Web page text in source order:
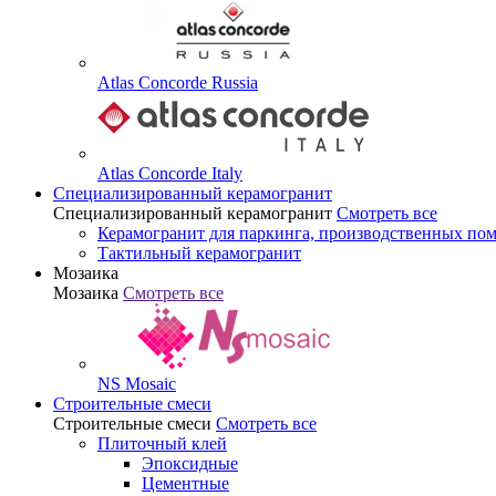
Atlas Concorde Russia
Atlas Concorde Italy
Специализированный керамогранит
Специализированный керамогранит Смотреть все
Керамогранит для паркинга, производственных
Тактильный керамогранит
Мозаика
Мозаика Смотреть все
NS Mosaic
Строительные смеси
Строительные смеси Смотреть все
Плиточный клей
Эпоксидные
Цементные